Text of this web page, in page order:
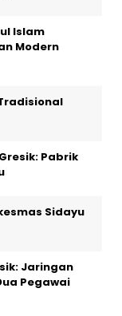
Islam
Modern
Pabrik
Sidayu
Jaringan
Pegawai